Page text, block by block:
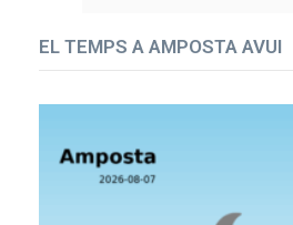
EL TEMPS A AMPOSTA AVUI